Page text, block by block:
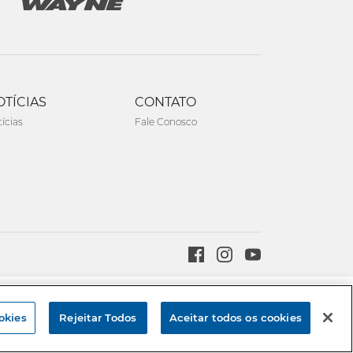
CONTATO
Fale Conosco
Rejeitar Todos Aceitar todos os cookies